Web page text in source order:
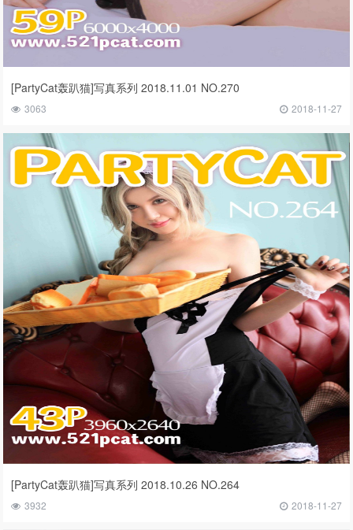
[PartyCat轰趴猫]写真系列 2018.11.01 NO.270
3063 2018-11-27
[PartyCat轰趴猫]写真系列 2018.10.26 NO.264
3932 2018-11-27